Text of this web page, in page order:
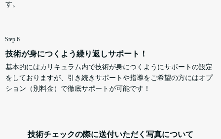
す。
Step.6
技術が身につくよう繰り返しサポート！
基本的にはカリキュラム内で技術が身につくようにサポートの設定
をしておりますが、引き続きサポートや指導をご希望の方にはオプ
ション（別料金）で徹底サポートが可能です！
技術チェックの際に送付いただく写真について